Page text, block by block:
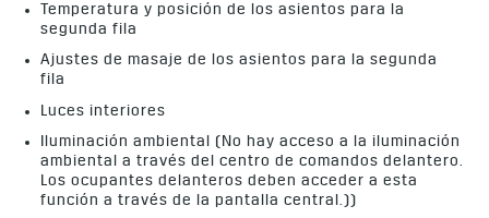
Temperatura y posición de los asientos para la
segunda fila
Ajustes de masaje de los asientos para la segunda
fila
Luces interiores
Iluminación ambiental (No hay acceso a la iluminación
ambiental a través del centro de comandos delantero.
Los ocupantes delanteros deben acceder a esta
función a través de la pantalla central.))